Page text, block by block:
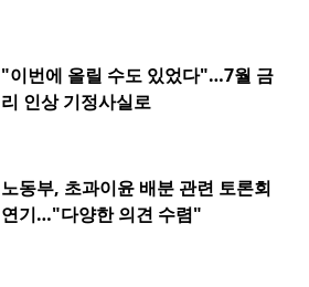
"이번에 올릴 수도 있었다"…7월 금
리 인상 기정사실로
노동부, 초과이윤 배분 관련 토론회
연기…"다양한 의견 수렴"